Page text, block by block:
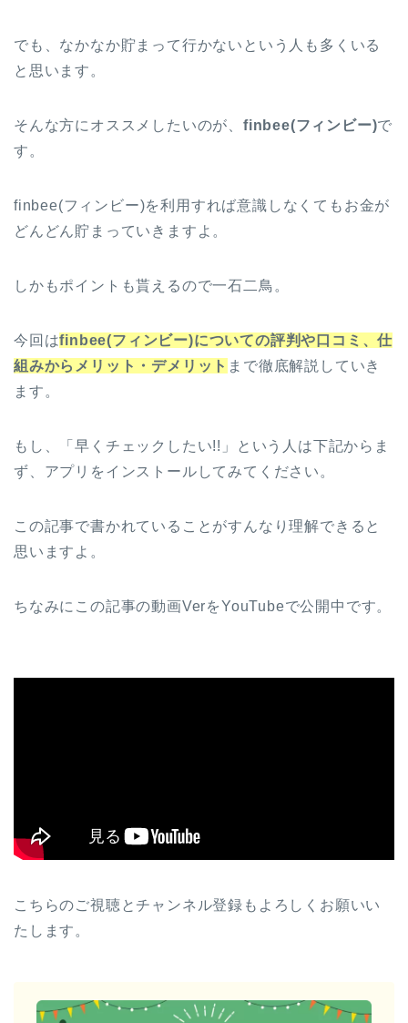
でも、なかなか貯まって行かないという人も多くいる
と思います。
そんな方にオススメしたいのが、 finbee(フィンビー)で
す。
finbee(フィンビー)を利用すれば意識しなくてもお金が
どんどん貯まっていきますよ。
しかもポイントも貰えるので一石二鳥。
今回はfinbee(フィンビー)についての評判や口コミ、仕
組みからメリット・デメリット まで徹底解説していき
ます。
もし、「早くチェックしたい!!」という人は下記からま
ず、アプリをインストールしてみてください。
この記事で書かれていることがすんなり理解できると
思いますよ。
ちなみにこの記事の動画VerをYouTubeで公開中です。
こちらのご視聴とチャンネル登録もよろしくお願いい
たします。